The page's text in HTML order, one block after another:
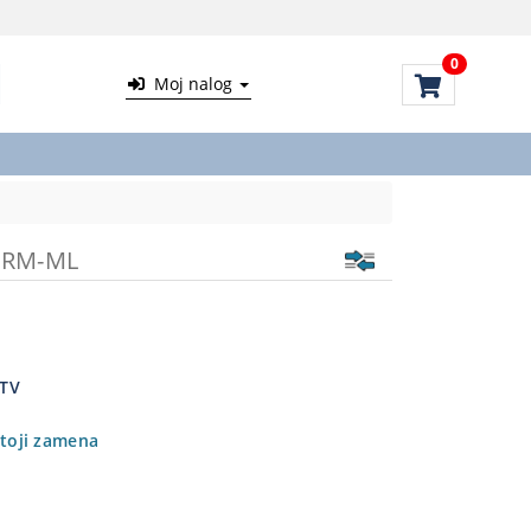
Moj nalog
0
ML
zamena